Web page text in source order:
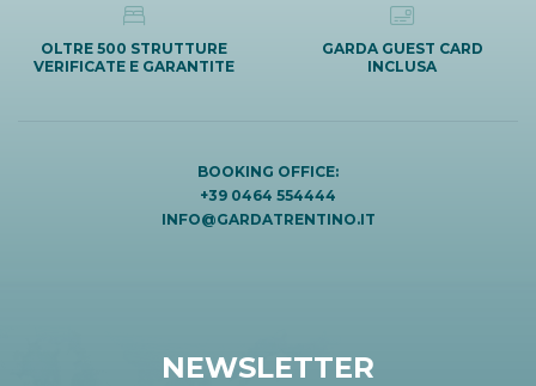
OLTRE 500 STRUTTURE
VERIFICATE E GARANTITE
GARDA GUEST CARD
INCLUSA
BOOKING OFFICE:
+39 0464 554444
INFO@GARDATRENTINO.IT
NEWSLETTER